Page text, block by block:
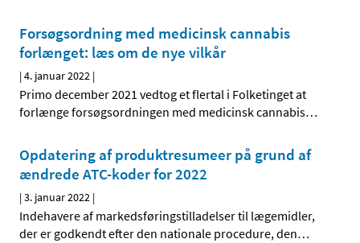
Forsøgsordning med medicinsk cannabis
forlænget: læs om de nye vilkår
|4. januar 2022 |
Primo december 2021 vedtog et flertal i Folketinget at
forlænge forsøgsordningen med medicinsk cannabis…
Opdatering af produktresumeer på grund af
ændrede ATC-koder for 2022
|3. januar 2022 |
Indehavere af markedsføringstilladelser til lægemidler,
der er godkendt efter den nationale procedure, den…